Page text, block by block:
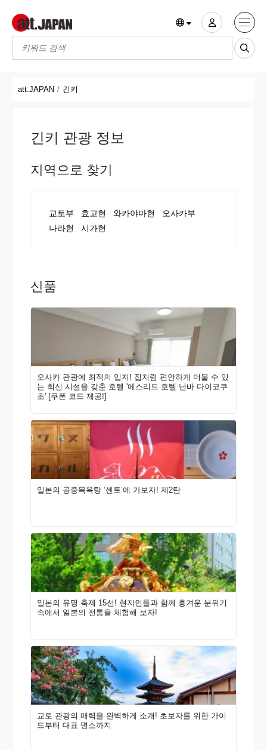
Translations title cont
att.JAPAN 긴키
긴키 관광 정보
지역으로 찾기
교토부 효고현 와카야마현
오사카부
나라현
시가현
신품
오사카 관광에 최적의 입지! 집처럼 편안하게 머물 수 있
는 최신 시설을 갖춘 호텔 '에스리드 호텔 난바 다이코쿠
초' [쿠폰 코드 제공!]
일본의 공중목욕탕 ‘센토’에 가보자! 제2탄
일본의 유명 축제 15선! 현지인들과 함께 흥겨운 분위기
속에서 일본의 전통을 체험해 보자!
교토 관광의 매력을 완벽하게 소개! 초보자를 위한 가이
드부터 대표 명소까지